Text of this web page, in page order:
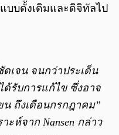
บบดั้งเดิมและดิจิทัลไป
เจน จนกว่าประเด็น
รับการแก้ไข ซึ่งอาจ
น ถึงเดือนกรกฎาคม”
าะห์จาก Nansen กล่าว